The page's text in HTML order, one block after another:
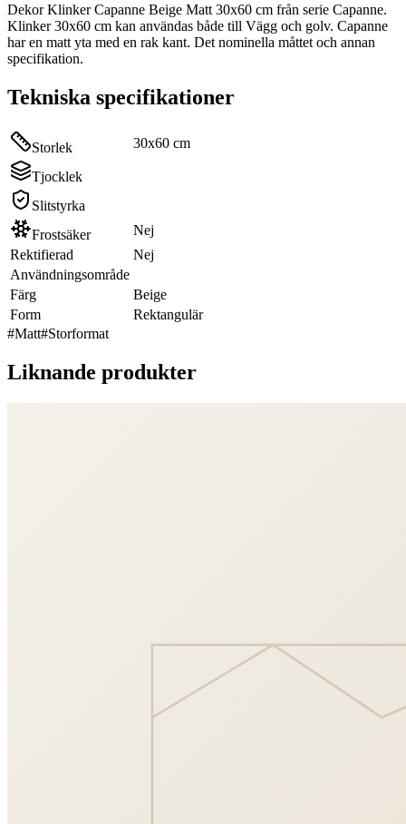
Dekor Klinker Capanne Beige Matt 30x60 cm från serie Capanne.
Klinker 30x60 cm kan användas både till Vägg och golv. Capanne
har en matt yta med en rak kant. Det nominella måttet och annan
specifikation.
Tekniska specifikationer
Storlek 30x60 cm
Tjocklek
Slitstyrka
Frostsäker
Nej
Rektifierad
Nej
Användningsområde
Färg
Beige
Form
Rektangulär
#Matt#Storformat
Liknande produkter